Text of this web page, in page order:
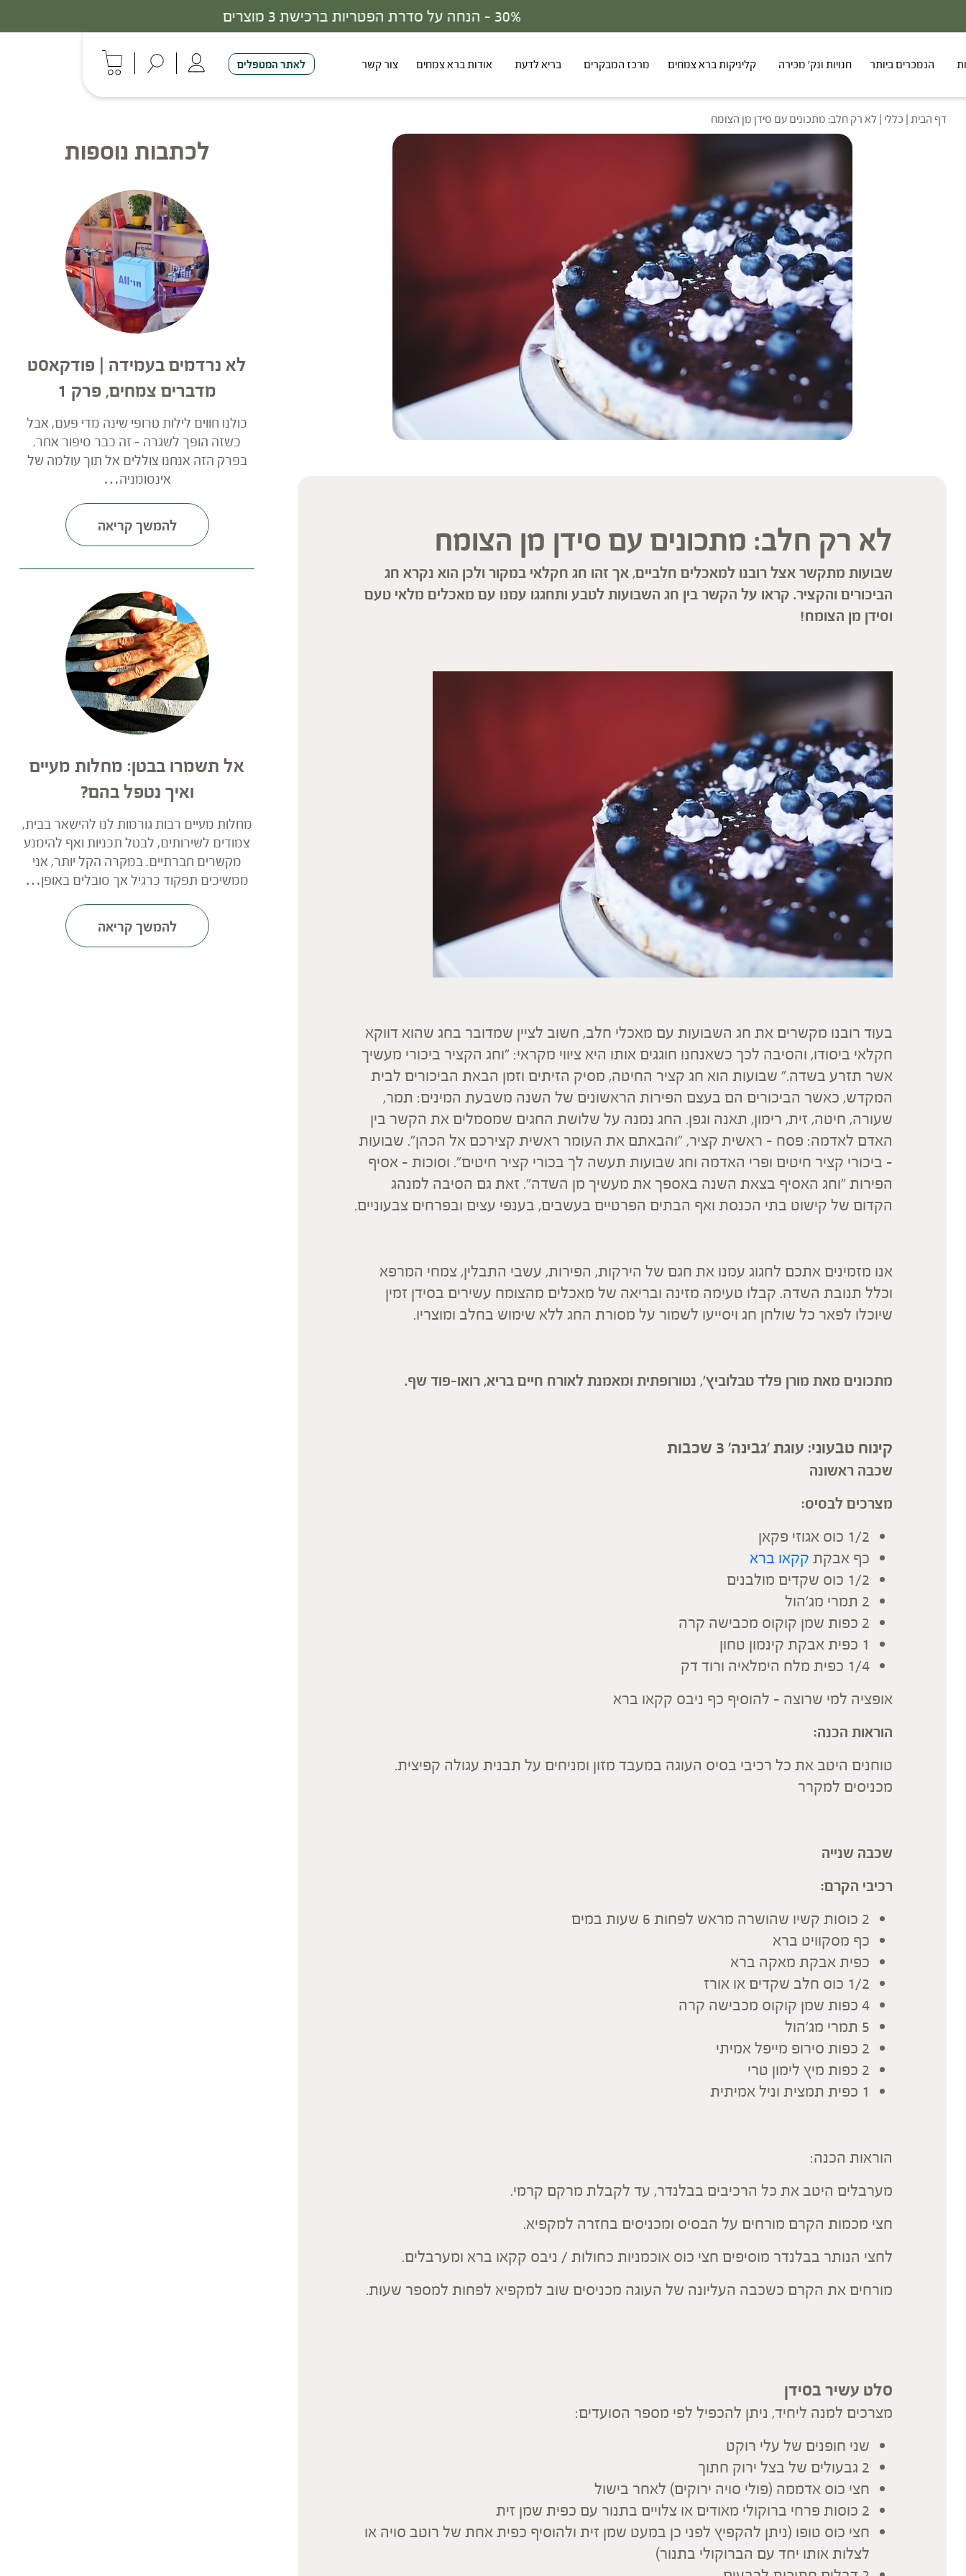
הנמכרים ביותר חנויות ונק' מכירה קליניקות ברא צמחים מרכז המבקרים בריא לדעת אודות ברא צמחים צור קשר לאתר המטפלים
דף הבית | כללי | לא רק חלב: מתכונים עם סידן מן הצומח
לא רק חלב: מתכונים עם סידן מן הצומח
שבועות מתקשר אצל רובנו למאכלים חלביים, אך זהו חג חקלאי במקור ולכן הוא נקרא חג
הביכורים והקציר. קראו על הקשר בין חג השבועות לטבע ותחגגו עמנו עם מאכלים מלאי טעם
וסידן מן הצומח!
בעוד רובנו מקשרים את חג השבועות עם מאכלי חלב, חשוב לציין שמדובר בחג שהוא דווקא
חקלאי ביסודו, והסיבה לכך כשאנחנו חוגגים אותו היא ציווי מקראי: "וחג הקציר ביכורי מעשיך
אשר תזרע בשדה." שבועות הוא חג קציר החיטה, מסיק הזיתים וזמן הבאת הביכורים לבית
המקדש, כאשר הביכורים הם בעצם הפירות הראשונים של השנה משבעת המינים: תמר,
שעורה, חיטה, זית, רימון, תאנה וגפן. החג נמנה על שלושת החגים שמסמלים את הקשר בין
האדם לאדמה: פסח – ראשית קציר, "והבאתם את העומר ראשית קצירכם אל הכהן". שבועות
– ביכורי קציר חיטים ופרי האדמה וחג שבועות תעשה לך בכורי קציר חיטים". וסוכות – אסיף
הפירות "וחג האסיף בצאת השנה באספך את מעשיך מן השדה". זאת גם הסיבה למנהג
הקדום של קישוט בתי הכנסת ואף הבתים הפרטיים בעשבים, בענפי עצים ובפרחים צבעוניים.
אנו מזמינים אתכם לחגוג עמנו את חגם של הירקות, הפירות, עשבי התבלין, צמחי המרפא
וכלל תנובת השדה. קבלו טעימה מזינה ובריאה של מאכלים מהצומח עשירים בסידן זמין
שיוכלו לפאר כל שולחן חג ויסייעו לשמור על מסורת החג ללא שימוש בחלב ומוצריו.
מתכונים מאת מורן פלד טבלוביץ', נטורופתית ומאמנת לאורח חיים בריא, רואו-פוד שף.
קינוח טבעוני: עוגת 'גבינה' 3 שכבות
שכבה ראשונה
מצרכים לבסיס:
1/2 כוס אגוזי פקאן
כף אבקת קקאו ברא
1/2 כוס שקדים מולבנים
2 תמרי מג'הול
2 כפות שמן קוקוס מכבישה קרה
1 כפית אבקת קינמון טחון
1/4 כפית מלח הימלאיה ורוד דק
אופציה למי שרוצה – להוסיף כף ניבס קקאו ברא
הוראות הכנה:
טוחנים היטב את כל רכיבי בסיס העוגה במעבד מזון ומניחים על תבנית עגולה קפיצית.
מכניסים למקרר
שכבה שנייה
רכיבי הקרם:
2 כוסות קשיו שהושרה מראש לפחות 6 שעות במים
כף מסקוויט ברא
כפית אבקת מאקה ברא
1/2 כוס חלב שקדים או אורז
4 כפות שמן קוקוס מכבישה קרה
5 תמרי מג'הול
2 כפות סירופ מייפל אמיתי
2 כפות מיץ לימון טרי
1 כפית תמצית וניל אמיתית
הוראות הכנה:
מערבלים היטב את כל הרכיבים בבלנדר, עד לקבלת מרקם קרמי.
חצי מכמות הקרם מורחים על הבסיס ומכניסים בחזרה למקפיא.
לחצי הנותר בבלנדר מוסיפים חצי כוס אוכמניות כחולות / ניבס קקאו ברא ומערבלים.
מורחים את הקרם כשכבה העליונה של העוגה מכניסים שוב למקפיא לפחות למספר שעות.
סלט עשיר בסידן
מצרכים למנה ליחיד, ניתן להכפיל לפי מספר הסועדים:
שני חופנים של עלי רוקט
2 גבעולים של בצל ירוק חתוך
חצי כוס אדממה (פולי סויה ירוקים) לאחר בישול
2 כוסות פרחי ברוקולי מאודים או צלויים בתנור עם כפית שמן זית
חצי כוס טופו (ניתן להקפיץ לפני כן במעט שמן זית ולהוסיף כפית אחת של רוטב סויה או
לצלות אותו יחד עם הברוקולי בתנור)
לכתבות נוספות
לא נרדמים בעמידה | פודקאסט
מדברים צמחים, פרק 1
כולנו חווים לילות טרופי שינה מדי פעם, אבל
כשזה הופך לשגרה – זה כבר סיפור אחר.
בפרק הזה אנחנו צוללים אל תוך עולמה של
אינסומניה…
להמשך קריאה
אל תשמרו בבטן: מחלות מעיים
ואיך נטפל בהם?
מחלות מעיים רבות גורמות לנו להישאר בבית,
צמודים לשירותים, לבטל תכניות ואף להימנע
מקשרים חברתיים. במקרה הקל יותר, אני
ממשיכים תפקוד כרגיל אך סובלים באופן…
להמשך קריאה